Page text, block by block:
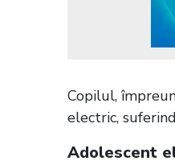
Copilul,
electric,
Adolescent